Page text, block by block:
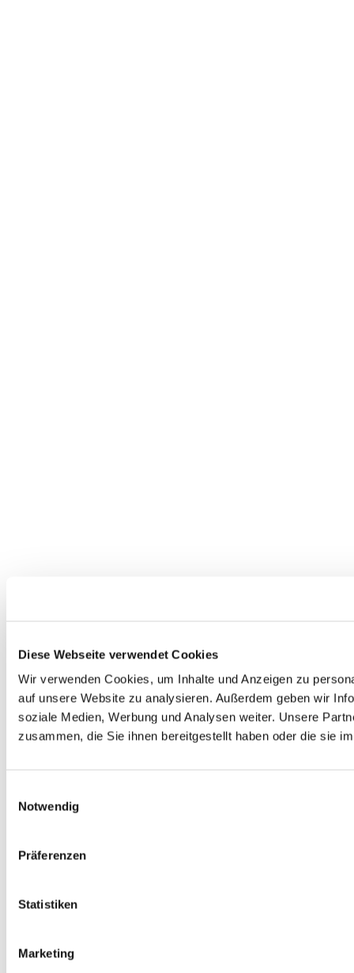
Diese Webseite verwendet Cookies
Wir verwenden Cookies, um Inhalte und Anzeigen zu
auf unsere Website zu analysieren. Außerdem geben wir
soziale Medien, Werbung und Analysen weiter. Unsere
zusammen, die Sie ihnen bereitgestellt haben oder die sie
Notwendig
Präferenzen
Statistiken
Marketing